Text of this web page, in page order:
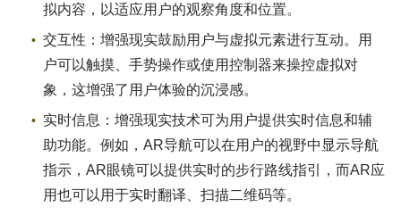
拟内容，以适应用户的观察角度和位置。
交互性：增强现实鼓励用户与虚拟元素进行互动。用
户可以触摸、手势操作或使用控制器来操控虚拟对
象，这增强了用户体验的沉浸感。
实时信息：增强现实技术可为用户提供实时信息和辅
助功能。例如，AR导航可以在用户的视野中显示导航
指示，AR眼镜可以提供实时的步行路线指引，而AR应
用也可以用于实时翻译、扫描二维码等。